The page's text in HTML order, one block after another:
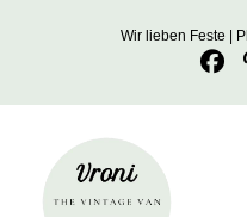
Wir lieben Feste |